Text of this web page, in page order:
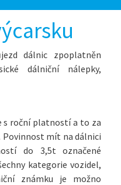
dálnic zpoplatněn
dálniční nálepky,
s roční platností a to za
Povinnost mít na dálnici
do 3,5t označené
kategorie vozidel,
známku je možno